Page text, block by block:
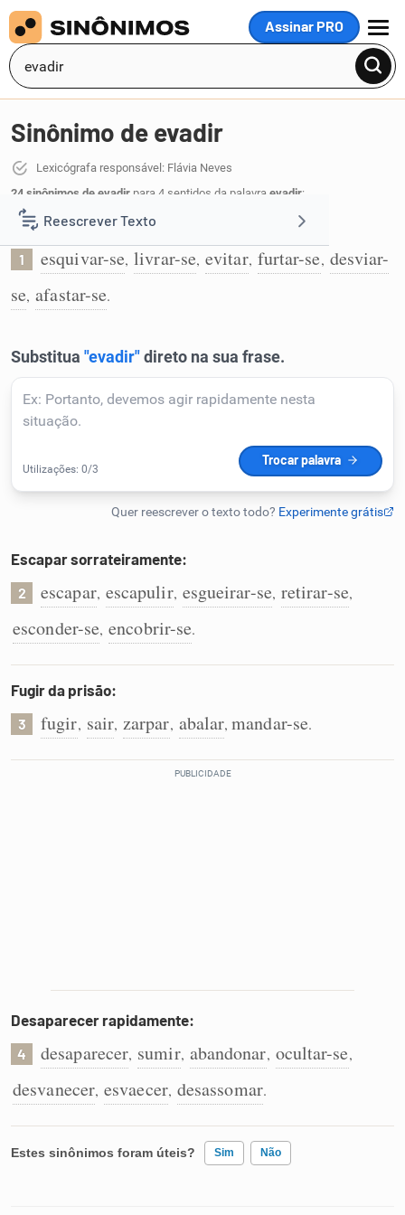
Assinar PRO
MENU
Reescrever Texto
Resumir Texto
Detector de IA
Humanizador de IA
Caça-palavras
Dicionário
Sinônimo de evadir
Lexicógrafa responsável: Flávia Neves
24 sinônimos de evadir para 4 sentidos da palavra evadir:
Esquivar-se de fazer algo:
1 esquivar-se, livrar-se, evitar, furtar-se, desviar-
se, afastar-se.
Escapar sorrateiramente:
2 escapar, escapulir, esgueirar-se, retirar-se,
esconder-se, encobrir-se.
Fugir da prisão:
3 fugir, sair, zarpar, abalar,mandar-se.
Desaparecer rapidamente:
4 desaparecer, sumir, abandonar, ocultar-se,
desvanecer, esvaecer, desassomar.
Estes sinônimos foram úteis? Sim Não